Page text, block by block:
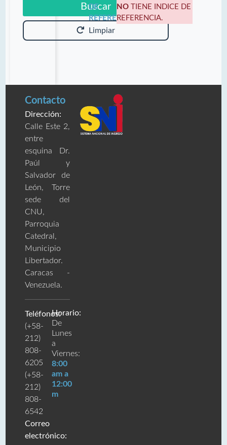
Buscar
Limpiar
DE
REFERENCIA:
NO TIENE INDICE DE
REFERENCIA.
Contacto
Dirección:
Calle Este 2,
entre
esquina Dr.
Paúl y
Salvador de
León, Torre
sede del
CNU,
Parroquia
Catedral,
Municipio
Libertador.
Caracas -
Venezuela.
Teléfonos:
(+58-
212)
808-
6205
(+58-
212)
808-
6542
Correo
electrónico:
Horario:
De
Lunes
a
Viernes:
8:00
am a
12:00
m